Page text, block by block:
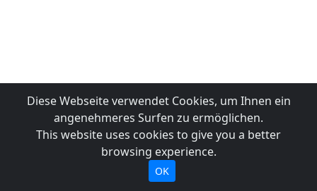
Diese Webseite verwendet Cookies, um Ihnen ein
angenehmeres Surfen zu ermöglichen.
This website uses cookies to give you a better
browsing experience.
OK